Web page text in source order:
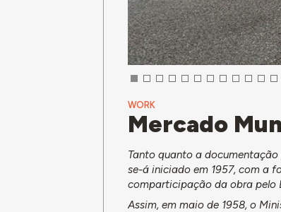
WORK
Mercado
Tanto quanto a
se-á iniciado em 1957, com a
comparticipação da obra pelo
Assim, em maio de 1958, o